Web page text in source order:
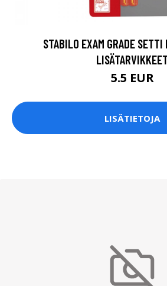
STABILO EXAM GRADE
LISÄTARVIKKEET
5.5 EUR
LISÄTIETOJA